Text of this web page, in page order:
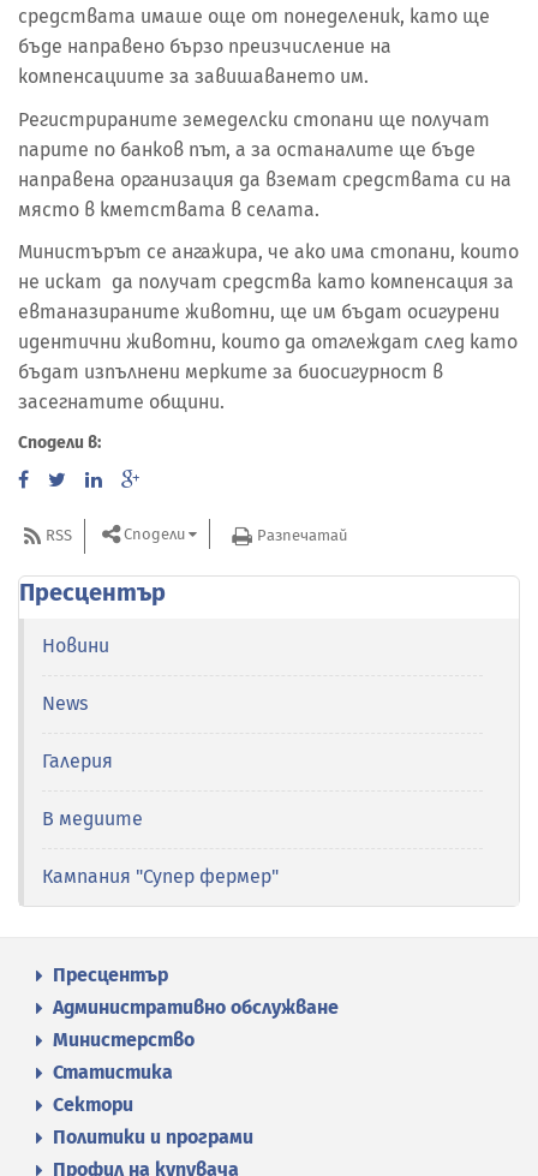
средствата имаше още от понеделеник, като ще
бъде направено бързо преизчисление на
компенсациите за завишаването им.
Регистрираните земеделски стопани ще получат
парите по банков път, а за останалите ще бъде
направена организация да вземат средствата си на
място в кметствата в селата.
Министърът се ангажира, че ако има стопани, които
не искат да получат средства като компенсация за
евтаназираните животни, ще им бъдат осигурени
идентични животни, които да отглеждат след като
бъдат изпълнени мерките за биосигурност в
засегнатите общини.
Сподели в:
RSS Сподели Разпечатай
Пресцентър
Новини
News
Галерия
В медиите
Кампания "Супер фермер"
Пресцентър
Административно обслужване
Министерство
Статистика
Сектори
Политики и програми
Профил на купувача